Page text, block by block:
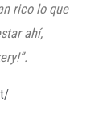
rico lo que
ahí,